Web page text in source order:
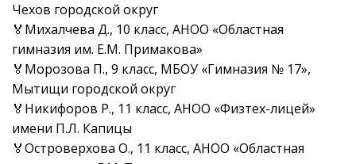
Чехов городской округ
🏅Михалчева Д., 10 класс, АНОО «Областная
гимназия им. Е.М. Примакова»
🏅Морозова П., 9 класс, МБОУ «Гимназия № 17»,
Мытищи городской округ
🏅Никифоров Р., 11 класс, АНОО «Физтех-лицей»
имени П.Л. Капицы
🏅Островерхова О., 11 класс, АНОО «Областная